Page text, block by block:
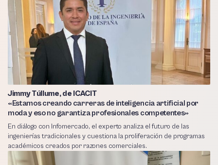
Jimmy Túllume, de ICACIT
«Estamos creando carreras de inteligencia artificial por
moda y eso no garantiza profesionales competentes»
En diálogo con Infomercado, el experto analiza el futuro de las
ingenierías tradicionales y cuestiona la proliferación de programas
académicos creados por razones comerciales.